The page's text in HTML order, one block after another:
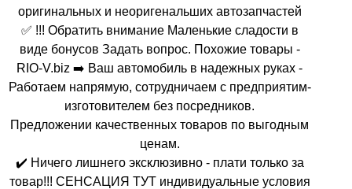
оригинальных и неоригенальших автозапчастей
✅ !!! Обратить внимание Маленькие сладости в
виде бонусов Задать вопрос. Похожие товары -
RIO-V.biz ➡️ Ваш автомобиль в надежных руках -
Работаем напрямую, сотрудничаем с предприятим-
изготовителем без посредников.
Предложении качественных товаров по выгодным
ценам.
✔️ Ничего лишнего эксклюзивно - плати только за
товар!!! СЕНСАЦИЯ ТУТ индивидуальные условия